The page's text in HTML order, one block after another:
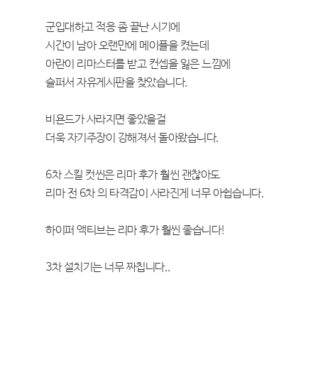
군입대하고 적응 좀 끝난 시기에
시간이 남아 오랜만에 메이플을 켰는데
아란이 리마스터를 받고 컨셉을 잃은 느낌에
슬퍼서 자유게시판을 찾았습니다.
비욘드가 사라지면 좋았을걸
더욱 자기주장이 강해져서 돌아왔습니다.
6차 스킬 컷씬은 리마 후가 훨씬 괜찮아도
리마 전 6차 의 타격감이 사라진게 너무 아쉽습니다.
하이퍼 액티브는 리마 후가 훨씬 좋습니다!
3차 설치기는 너무 짜칩니다..